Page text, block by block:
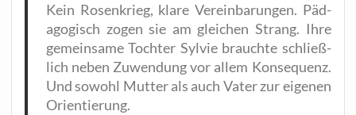
Kein Rosen­krieg, kla­re Ver­ein­ba­run­gen. Päd­
ago­gisch zogen sie am glei­chen Strang. Ihre
gemein­sa­me Toch­ter Syl­vie brauch­te schließ­
lich neben Zuwen­dung vor allem Kon­se­quenz.
Und sowohl Mut­ter als auch Vater zur eige­nen
Orientierung.